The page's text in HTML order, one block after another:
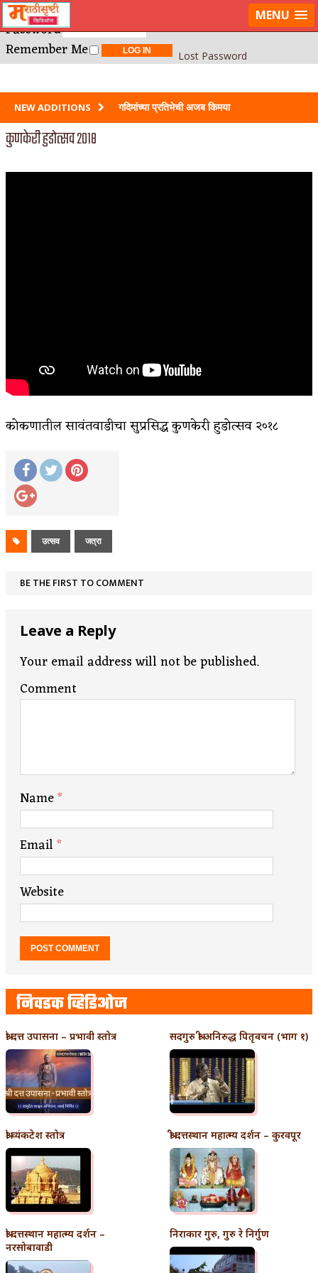
LOG IN
Username or E-mail
Password
Remember Me
Lost Password
MENU
NEW ADDITIONS गदिमांच्या प्रतिभेची अजब किमया
कुणकेरी हुडोत्सव २०१८
कोकणातील सावंतवाडीचा सुप्रसिद्ध कुणकेरी हुडोत्सव २०१८
उत्सव जत्रा
BE THE FIRST TO COMMENT
Leave a Reply
Your email address will not be published.
Comment
Name*
Email*
Website
निवडक व्हिडिओज
श्री दत्त उपासना – प्रभावी स्तोत्र सदगुरु श्री अनिरुद्ध पितृवचन (भाग १)
श्री व्यंकटेश स्तोत्र श्री दत्तस्थान महात्म्य दर्शन – कुरवपूर
श्री दत्तस्थान महात्म्य दर्शन –
नरसोबावाडी
निराकार गुरु, गुरु रे निर्गुण